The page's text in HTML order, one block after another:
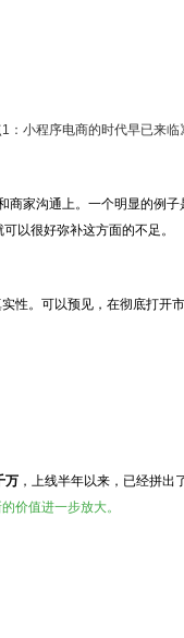
：小程序电商的时代早已来临
家沟通上。一个明显的例
以很好弥补这方面的不足。
性。可以预见，在彻底打开市
万 ，上线半年以来，已经拼出
价值进一步放大。